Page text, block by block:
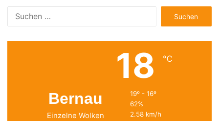
nach:
Bernau
Einzelne Wolken
18 ℃
19º - 16º
62%
2.58 km/h